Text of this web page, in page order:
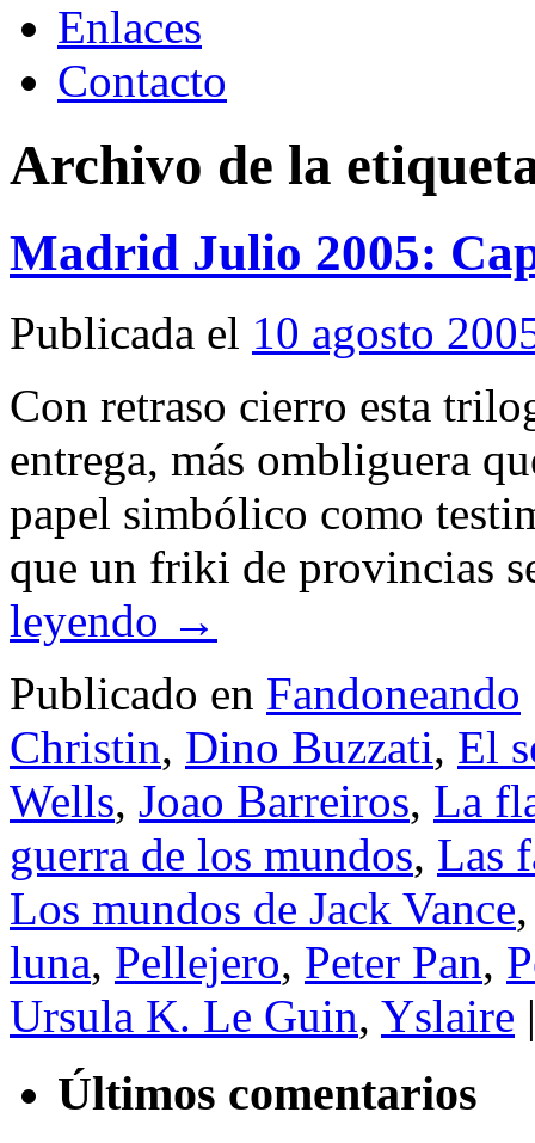
Enlaces
Contacto
Archivo de la
Madrid Julio 2005:
Publicada el 10 agosto
Con retraso cierro esta
entrega, más ombliguera
papel simbólico como
que un friki de provincias
leyendo →
Publicado en Fandoneando
Christin, Dino Buzzati, El
Wells, Joao Barreiros, La
guerra de los mundos, Las
Los mundos de Jack Vance
luna, Pellejero, Peter Pan,
Ursula K. Le Guin, Yslaire |
Últimos comentarios